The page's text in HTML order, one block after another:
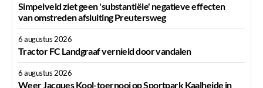
Simpelveld ziet geen 'substantiële' negatieve effecten
van omstreden afsluiting Preutersweg
6 augustus 2026
Tractor FC Landgraaf vernield door vandalen
6 augustus 2026
Weer Jacques Kool-toernooi op Sportpark Kaalheide in